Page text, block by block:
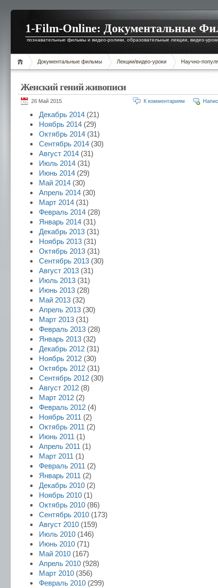
1-Film-Online: Документальные
познавательные фильмы и видео-ролики, образовательные лекции, видео-
Документальные фильмы Лекции/видео-уроки Научно-
Женский гений живописи
26 Май 2015 К комментариям
Декабрь 2014 (21)
Ноябрь 2014 (29)
Октябрь 2014 (31)
Сентябрь 2014 (30)
Август 2014 (31)
Июль 2014 (31)
Июнь 2014 (29)
Май 2014 (30)
Апрель 2014 (30)
Март 2014 (31)
Февраль 2014 (28)
Январь 2014 (31)
Декабрь 2013 (31)
Ноябрь 2013 (31)
Октябрь 2013 (31)
Сентябрь 2013 (30)
Август 2013 (31)
Июль 2013 (31)
Июнь 2013 (28)
Май 2013 (32)
Апрель 2013 (30)
Март 2013 (31)
Февраль 2013 (28)
Январь 2013 (32)
Декабрь 2012 (31)
Ноябрь 2012 (30)
Октябрь 2012 (31)
Сентябрь 2012 (30)
Август 2012 (8)
Март 2012 (2)
Февраль 2012 (4)
Ноябрь 2011 (2)
Октябрь 2011 (2)
Июнь 2011 (1)
Апрель 2011 (1)
Март 2011 (1)
Февраль 2011 (2)
Январь 2011 (2)
Декабрь 2010 (2)
Ноябрь 2010 (1)
Октябрь 2010 (86)
Сентябрь 2010 (173)
Август 2010 (159)
Июль 2010 (146)
Июнь 2010 (71)
Май 2010 (167)
Апрель 2010 (928)
Март 2010 (356)
Февраль 2010 (299)